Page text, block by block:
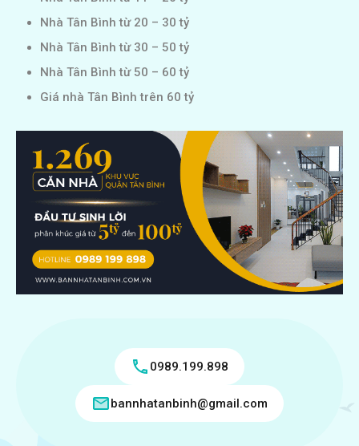
Nhà Tân Bình từ 20 – 30 tỷ
Nhà Tân Bình từ 30 – 50 tỷ
Nhà Tân Bình từ 50 – 60 tỷ
Giá nhà Tân Bình trên 60 tỷ
0989.199.898
bannhatanbinh@gmail.com